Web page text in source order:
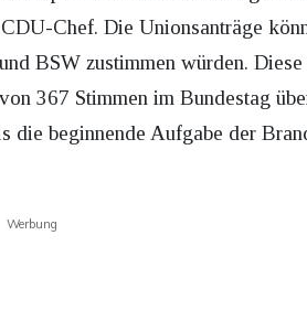
Chef. Die Unionsanträge
BSW zustimmen würden.
367 Stimmen im Bundestag
beginnende Aufgabe der
Werbung